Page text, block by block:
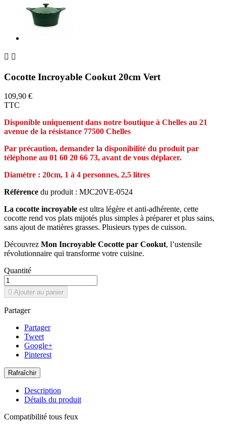
 
Cocotte Incroyable Cookut 20cm Vert
109,90 €
TTC
Disponible uniquement dans notre boutique à Chelles au 21
avenue de la résistance 77500 Chelles
Par précaution, demander la disponibilité du produit par
téléphone au 01 60 20 66 73, avant de vous déplacer.
Diamètre : 20cm, 1 à 4 personnes, 2,5 litres
Référence du produit : MJC20VE-0524
La cocotte incroyable est ultra légère et anti-adhérente, cette
cocotte rend vos plats mijotés plus simples à préparer et plus sains,
sans ajout de matières grasses. Plusieurs types de cuisson.
Découvrez Mon Incroyable Cocotte par Cookut, l’ustensile
révolutionnaire qui transforme votre cuisine.
Quantité
 Ajouter au panier
Partager
Partager
Tweet
Google+
Pinterest
Description
Détails du produit
Compatibilité tous feux